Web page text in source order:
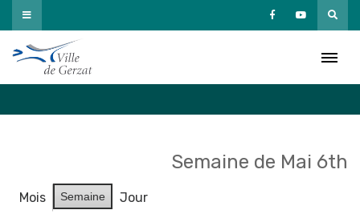
Passer
au
contenu
Semaine de Mai 6th
Mois Semaine
Jour